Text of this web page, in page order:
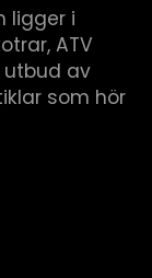
ligger i
ATV
av
som hör